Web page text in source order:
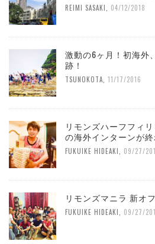
REIMI SASAKI 04/12/2018
激動の6ヶ月！初海外
跡！
TSUNOKOTA 11/17/2016
リモンズハーフフィ
の海外インターンが終
FUKUIKE HIDEAKI 09/27/
リモンズマニラ 新オ
FUKUIKE HIDEAKI 09/27/